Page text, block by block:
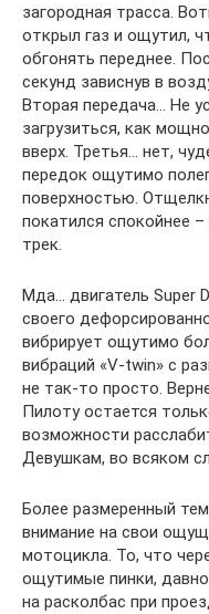
загородная трасса.
открыл газ и ощутил,
обгонять переднее.
секунд зависнув в
Вторая передача… Не
загрузиться, как
вверх. Третья… нет,
передок ощутимо
поверхностью.
покатился спокойнее
трек.
Мда… двигатель Super
своего
вибрирует ощутимо
вибраций «V-twin» с
не так-то просто.
Пилоту остается
возможности
Девушкам, во всяком
Более размеренный
внимание на свои
мотоцикла. То, что
ощутимые пинки,
на расколбас при